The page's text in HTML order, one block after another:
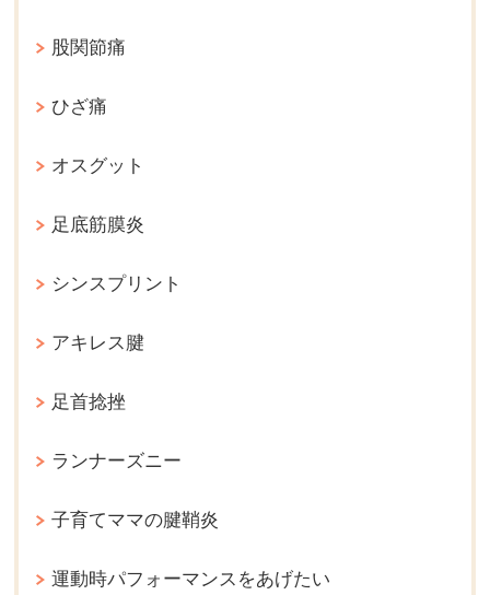
股関節痛
ひざ痛
オスグット
足底筋膜炎
シンスプリント
アキレス腱
足首捻挫
ランナーズニー
子育てママの腱鞘炎
運動時パフォーマンスをあげたい